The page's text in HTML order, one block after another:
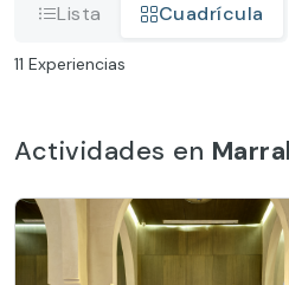
Lista Cuadrícula
11 Experiencias
Actividades en